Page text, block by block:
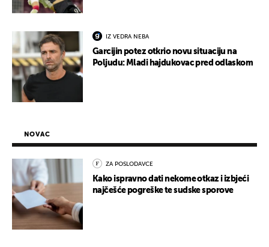
IZ VEDRA NEBA
Garcijin potez otkrio novu situaciju na
Poljudu: Mladi hajdukovac pred odlaskom
NOVAC
ZA POSLODAVCE
Kako ispravno dati nekome otkaz i izbjeći
najčešće pogreške te sudske sporove